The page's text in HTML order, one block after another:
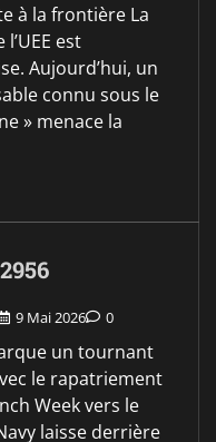
à la frontière La
est
Aujourd’hui, un
connu sous le
» menace la
9 Mai 2026 0
un tournant
le rapatriement
Week vers le
laisse derrière